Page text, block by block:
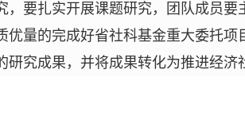
，要扎实开展课题研究，团队成员
优量的完成好省社科基金重大委托
研究成果，并将成果转化为推进经济